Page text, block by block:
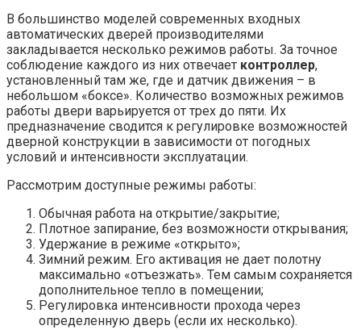
В большинство моделей современных входных
автоматических дверей производителями
закладывается несколько режимов работы. За точное
соблюдение каждого из них отвечает контроллер,
установленный там же, где и датчик движения – в
небольшом «боксе». Количество возможных режимов
работы двери варьируется от трех до пяти. Их
предназначение сводится к регулировке возможностей
дверной конструкции в зависимости от погодных
условий и интенсивности эксплуатации.
Рассмотрим доступные режимы работы:
Обычная работа на открытие/закрытие;
Плотное запирание, без возможности открывания;
Удержание в режиме «открыто»;
Зимний режим. Его активация не дает полотну
максимально «отъезжать». Тем самым сохраняется
дополнительное тепло в помещении;
Регулировка интенсивности прохода через
определенную дверь (если их несколько).